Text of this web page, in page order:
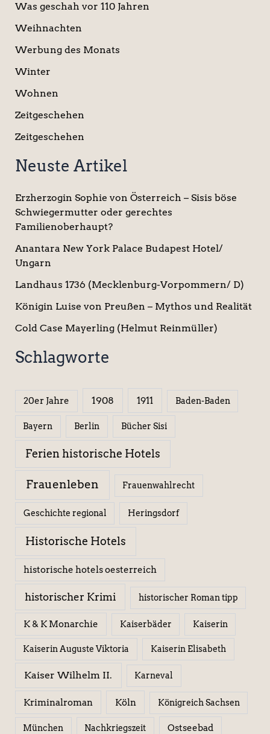
Was geschah vor 110 Jahren
Weihnachten
Werbung des Monats
Winter
Wohnen
Zeitgeschehen
Zeitgeschehen
Neuste Artikel
Erzherzogin Sophie von Österreich – Sisis böse
Schwiegermutter oder gerechtes
Familienoberhaupt?
Anantara New York Palace Budapest Hotel/
Ungarn
Landhaus 1736 (Mecklenburg-Vorpommern/ D)
Königin Luise von Preußen – Mythos und Realität
Cold Case Mayerling (Helmut Reinmüller)
Schlagworte
20er Jahre 1908 1911 Baden-Baden
Bayern Berlin Bücher Sisi
Ferien historische Hotels
Frauenleben Frauenwahlrecht
Geschichte regional Heringsdorf
Historische Hotels
historische hotels oesterreich
historischer Krimi historischer Roman tipp
K & K Monarchie Kaiserbäder Kaiserin
Kaiserin Auguste Viktoria Kaiserin Elisabeth
Kaiser Wilhelm II. Karneval
Kriminalroman Köln Königreich Sachsen
München Nachkriegszeit Ostseebad